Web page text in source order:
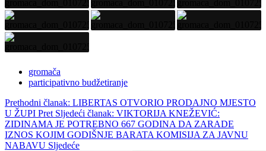
gromača
participativno budžetiranje
Prethodni članak: LIBERTAS OTVORIO PRODAJNO MJESTO
U ŽUPI Pret Sljedeći članak: VIKTORIJA KNEŽEVIĆ:
ZIDINAMA JE POTREBNO 667 GODINA DA ZARADE
IZNOS KOJIM GODIŠNJE BARATA KOMISIJA ZA JAVNU
NABAVU Sljedeće